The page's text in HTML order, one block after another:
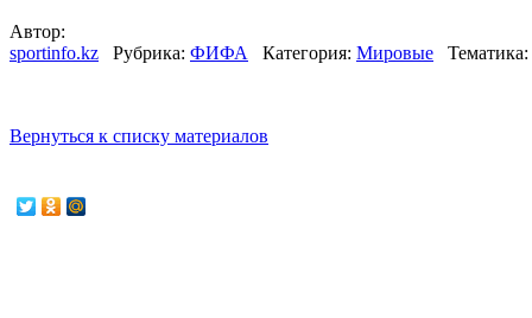
Автор:
sportinfo.kz
Рубрика: ФИФА Категория: Мировые Тематика:
Вернуться к списку материалов